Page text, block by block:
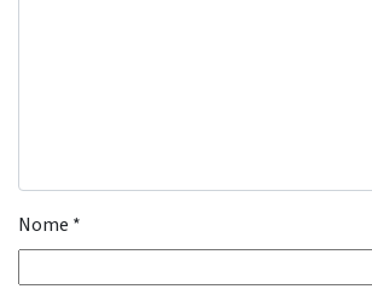
Nome *